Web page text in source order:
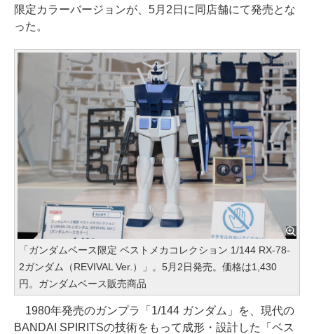
限定カラーバージョンが、5月2日に同店舗にて発売とな
った。
「ガンダムベース限定 ベストメカコレクション 1/144 RX-78-
2ガンダム（REVIVAL Ver.）」。5月2日発売。価格は1,430
円。ガンダムベース販売商品
1980年発売のガンプラ「1/144 ガンダム」を、現代の
BANDAI SPIRITSの技術をもって成形・設計した「ベス